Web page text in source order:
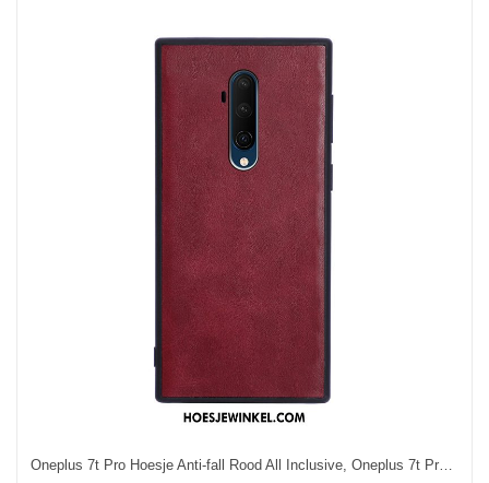
Oneplus 7t Pro Hoesje Anti-fall Rood All Inclusive, Oneplus 7t Pro Hoesje Vintage Dun